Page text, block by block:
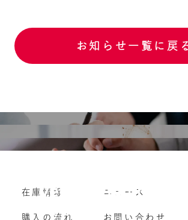
お知らせ一覧に戻
購入の流れ
よくいただくご質問
Vehicle purchase
車両買い取り
在庫情報
購入の流れ
ニュース
お問い合わせ